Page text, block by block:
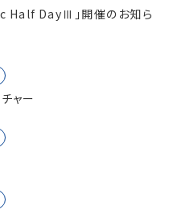
Half DayⅢ」開催のお知ら
ャー